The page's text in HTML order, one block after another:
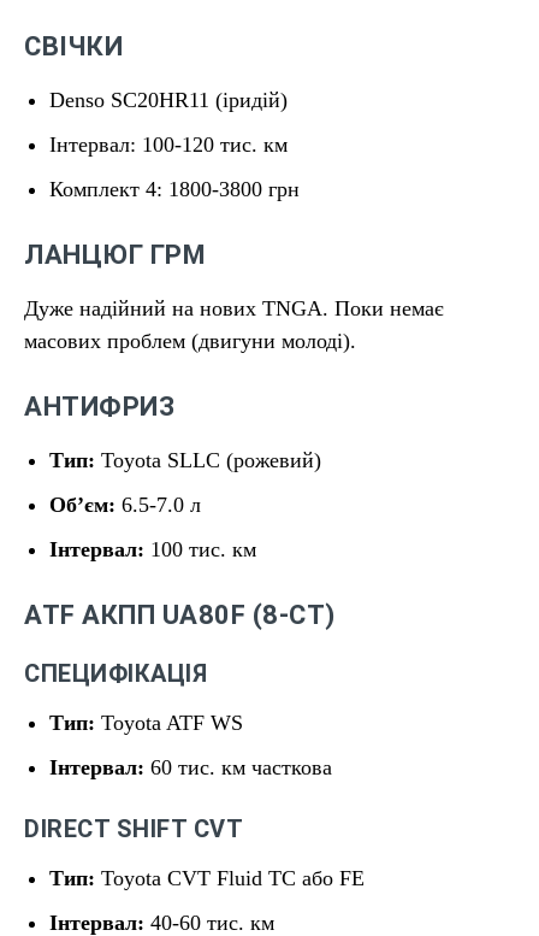
СВІЧКИ
Denso SC20HR11 (іридій)
Інтервал: 100-120 тис. км
Комплект 4: 1800-3800 грн
ЛАНЦЮГ ГРМ
Дуже надійний на нових TNGA. Поки немає
масових проблем (двигуни молоді).
АНТИФРИЗ
Тип: Toyota SLLC (рожевий)
Обʼєм: 6.5-7.0 л
Інтервал: 100 тис. км
ATF АКПП UA80F (8-СТ)
СПЕЦИФІКАЦІЯ
Тип: Toyota ATF WS
Інтервал: 60 тис. км часткова
DIRECT SHIFT CVT
Тип: Toyota CVT Fluid TC або FE
Інтервал: 40-60 тис. км